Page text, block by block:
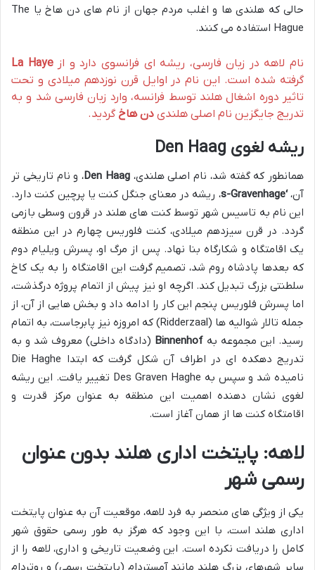
حالی که هلندی ها و اغلب مردم جهان از نام های دن هاخ یا The
Hague استفاده می کنند.
نام لاهه در زبان فارسی، ریشه ای فرانسوی دارد و ازLa Haye
گرفته شده است. این نام در اوایل قرن نوزدهم میلادی و تحت
تاثیر دوره اشغال هلند توسط فرانسه، وارد زبان فارسی شد و به
تدریج جایگزین نام اصلی هلندی دن هاخ گردید.
ریشه لغوی Den Haag
همانطور که گفته شد، نام اصلی هلندی،Den Haag، و نام تاریخی تر
آن،‘s-Gravenhage
، ریشه در معنای جنگل کنت یا پرچین کنت دارد.
این نام به تاسیس شهر توسط کنت های هلند در قرون وسطی بازمی
گردد. در قرن سیزدهم میلادی، کنت فلوریس چهارم در این منطقه
یک اقامتگاه و شکارگاه بنا نهاد. پس از مرگ او، پسرش ویلیام دوم
که بعدها پادشاه روم شد، تصمیم گرفت این اقامتگاه را به یک کاخ
سلطنتی بزرگ تبدیل کند. اگرچه او نیز پیش از اتمام پروژه درگذشت،
اما پسرش فلوریس پنجم این کار را ادامه داد و بخش هایی از آن، از
جمله تالار شوالیه ها (Ridderzaal) که امروزه نیز پابرجاست، به اتمام
رسید. این مجموعه به Binnenhof (دادگاه داخلی) معروف شد و به
تدریج دهکده ای در اطراف آن شکل گرفت که ابتدا Die Haghe
نامیده شد و سپس به Des Graven Haghe تغییر یافت. این ریشه
لغوی نشان دهنده اهمیت این منطقه به عنوان مرکز قدرت و
اقامتگاه کنت ها از همان آغاز است.
لاهه: پایتخت اداری هلند بدون عنوان
رسمی شهر
یکی از ویژگی های منحصر به فرد لاهه، موقعیت آن به عنوان پایتخت
اداری هلند است، با این وجود که هرگز به طور رسمی حقوق شهر
کامل را دریافت نکرده است. این وضعیت تاریخی و اداری، لاهه را از
سایر شهرهای بزرگ هلند مانند آمستردام (پایتخت رسمی) و روتردام